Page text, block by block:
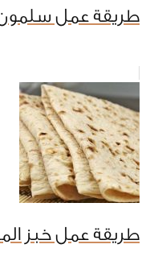
طريقة عمل سلمون
طريقة عمل خبز